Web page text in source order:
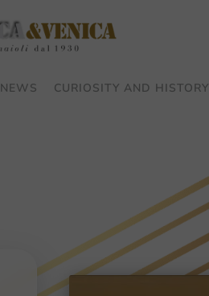
NEWS CURIOSITY AND HISTORY